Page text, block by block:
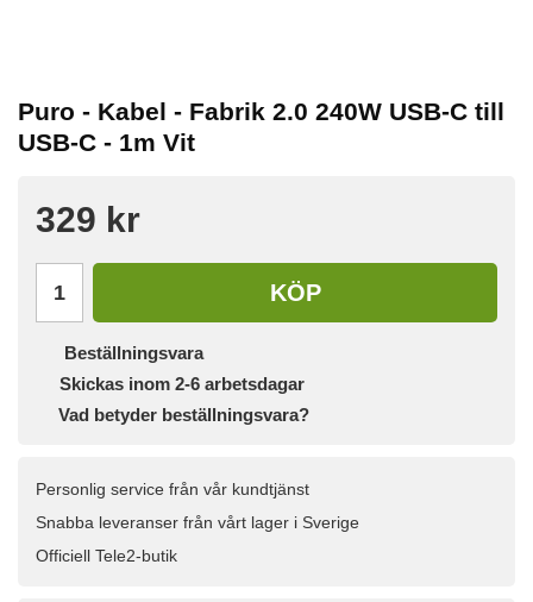
Puro - Kabel - Fabrik 2.0 240W USB-C till
USB-C - 1m Vit
329 kr
KÖP
Beställningsvara
Skickas inom 2-6 arbetsdagar
Vad betyder beställningsvara?
Personlig service från vår kundtjänst
Snabba leveranser från vårt lager i Sverige
Officiell Tele2-butik